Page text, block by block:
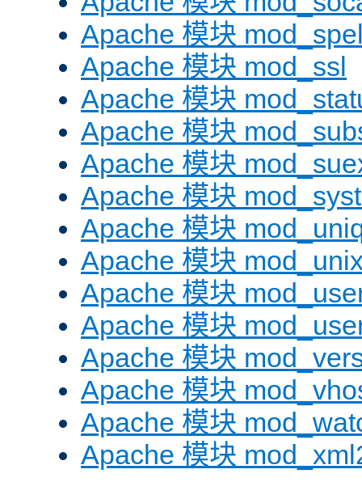
Apache 模块
Apache 模块 mod_ssl
Apache 模块
Apache 模块
Apache 模块
Apache 模块
Apache 模块
Apache 模块
Apache 模块
Apache 模块
Apache 模块
Apache 模块
Apache 模块
Apache 模块